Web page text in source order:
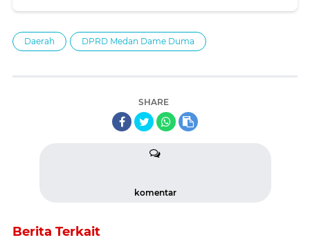
Daerah DPRD Medan Dame Duma
SHARE
komentar
Berita Terkait